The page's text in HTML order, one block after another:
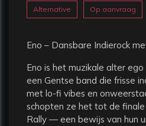
Alternative Op aanvraag
Eno – Dansbare Indierock
Eno is het muzikale alter
een Gentse band die frisse
met lo-fi vibes en
schopten ze het tot de finale
Rally — een bewijs van hun